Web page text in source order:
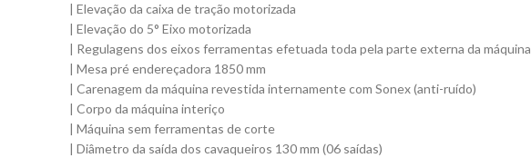
| Elevação da caixa de tração motorizada
| Elevação do 5° Eixo motorizada
| Regulagens dos eixos ferramentas efetuada toda pela parte externa da máquina
| Mesa pré endereçadora 1850 mm
| Carenagem da máquina revestida internamente com Sonex (anti-ruído)
| Corpo da máquina interiço
| Máquina sem ferramentas de corte
| Diâmetro da saída dos cavaqueiros 130 mm (06 saídas)